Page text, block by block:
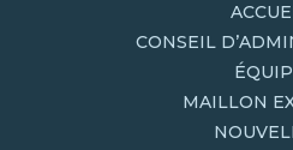
CONSEIL
MAILLON